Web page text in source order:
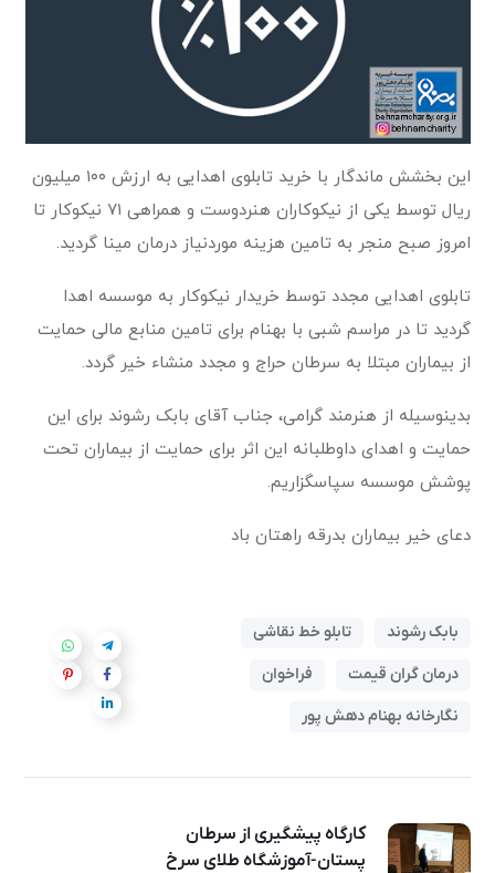
این بخشش ماندگار با خرید تابلوی اهدایی به ارزش ۱۰۰ میلیون
ریال توسط یکی از نیکوکاران هنردوست و همراهی ۷۱ نیکوکار تا
امروز صبح منجر به تامین هزینه موردنیاز درمان مینا گردید.
تابلوی اهدایی مجدد توسط خریدار نیکوکار به موسسه اهدا
گردید تا در مراسم شبی با بهنام برای تامین منابع مالی حمایت
از بیماران مبتلا به سرطان حراج و مجدد منشاء خیر گردد.
بدینوسیله از هنرمند گرامی، جناب آقای بابک رشوند برای این
حمایت و اهدای داوطلبانه این اثر برای حمایت از بیماران تحت
پوشش موسسه سپاسگزاریم.
دعای خیر بیماران بدرقه راهتان باد
بابک رشوند
تابلو خط نقاشی
درمان گران قیمت
فراخوان
نگارخانه بهنام دهش پور
کارگاه پیشگیری از سرطان
پستان-آموزشگاه طلای سرخ